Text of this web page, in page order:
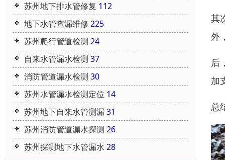
苏州地下排水管修复 112
地下水管查漏维修 225
苏州爬行管道检测 24
自来水管漏水检测 37
消防管道漏水检测 30
苏州水管漏水检测定位 14
苏州地下自来水管测漏31
苏州消防管道漏水探测 26
苏州探测地下水管漏水 28
其
外
后
加
总